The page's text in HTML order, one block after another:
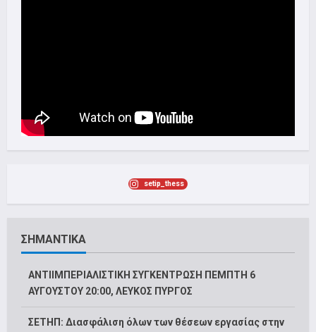
setip_thess
ΣΗΜΑΝΤΙΚΑ
ΑΝΤΙΙΜΠΕΡΙΑΛΙΣΤΙΚΗ ΣΥΓΚΕΝΤΡΩΣΗ ΠΕΜΠΤΗ 6
ΑΥΓΟΥΣΤΟΥ 20:00, ΛΕΥΚΟΣ ΠΥΡΓΟΣ
ΣΕΤΗΠ: Διασφάλιση όλων των θέσεων εργασίας στην